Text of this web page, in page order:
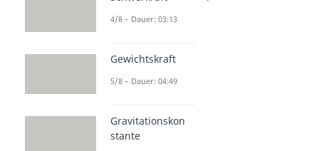
4/8 – Dauer: 03:13
Gewichtskraft
5/8 – Dauer: 04:49
Gravitationskon
stante